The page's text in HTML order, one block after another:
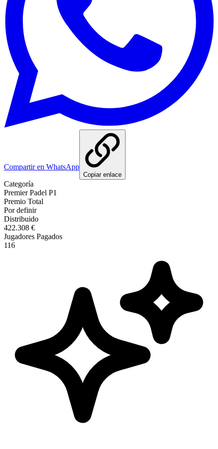
Compartir en WhatsApp
Copiar enlace
Categoría
Premier Padel P1
Premio Total
Por definir
Distribuido
422.308 €
Jugadores Pagados
116